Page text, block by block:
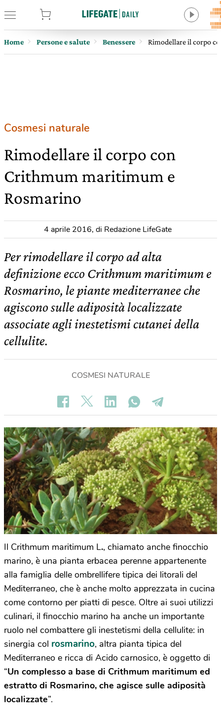
Home Persone e salute Benessere Rimodellare il corpo
Cosmesi naturale
Rimodellare il corpo con
Crithmum maritimum e
Rosmarino
4 aprile 2016, di Redazione LifeGate
Per rimodellare il corpo ad alta
definizione ecco Crithmum maritimum e
Rosmarino, le piante mediterranee che
agiscono sulle adiposità localizzate
associate agli inestetismi cutanei della
cellulite.
COSMESI NATURALE
Il Crithmum maritimum L., chiamato anche finocchio
marino, è una pianta erbacea perenne appartenente
alla famiglia delle ombrellifere tipica dei litorali del
Mediterraneo, che è anche molto apprezzata in cucina
come contorno per piatti di pesce. Oltre ai suoi utilizzi
culinari, il finocchio marino ha anche un importante
ruolo nel combattere gli inestetismi della cellulite: in
sinergia col rosmarino, altra pianta tipica del
Mediterraneo e ricca di Acido carnosico, è oggetto di
“Un complesso a base di Crithmum maritimum ed
estratto di Rosmarino, che agisce sulle adiposità
localizzate”.